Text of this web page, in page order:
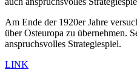
Am Ende der 1920er Jahre
über Osteuropa zu übernehmen.
anspruchsvolles Strategiespiel.
LINK